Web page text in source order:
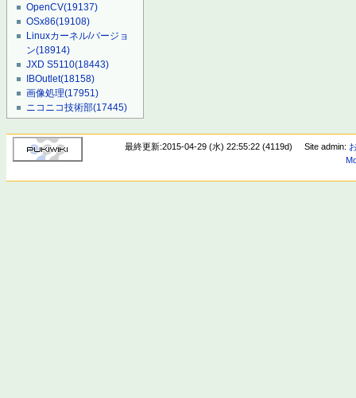
OpenCV(19137)
OSx86(19108)
Linuxカーネル/バージョ
ン(18914)
JXD S5110(18443)
IBOutlet(18158)
画像処理(17951)
ニコニコ技術部(17445)
最終更新:2015-04-29 (水) 22:55:22 (4119d) Site admin: